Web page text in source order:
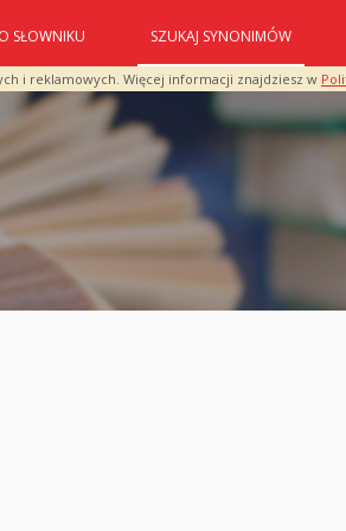
i reklamowych. Więcej informacji znajdziesz w
O SŁOWNIKU SZUKAJ SYNONIMÓW